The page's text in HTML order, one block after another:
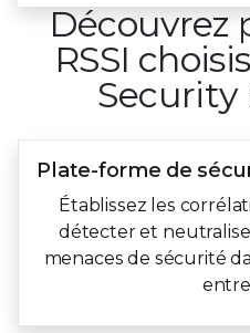
Découvrez
RSSI
Plate-forme de
Établissez les
détecter et
menaces de sécurité